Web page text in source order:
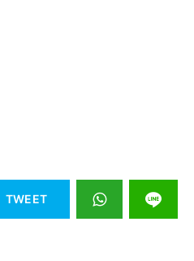
TWEET